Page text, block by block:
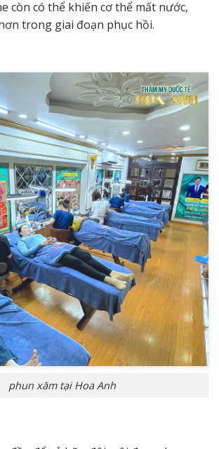
còn có thể khiến cơ thể mất nước,
trong giai đoạn phục hồi.
phun xăm tại Hoa Anh